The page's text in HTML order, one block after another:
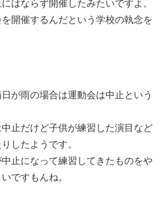
はならず開催したみたいですよ。
開催するんだという学校の執念を
が雨の場合は運動会は中止という
止だけど子供が練習した演目など
したようです。
止になって練習してきたものをや
ですもんね。